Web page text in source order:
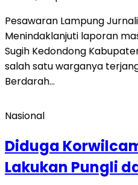
Pesawaran Lampung
Menindaklanjuti laporan
Sugih Kedondong
salah satu warganya
Berdarah…
Nasional
Diduga
Lakukan Pungli